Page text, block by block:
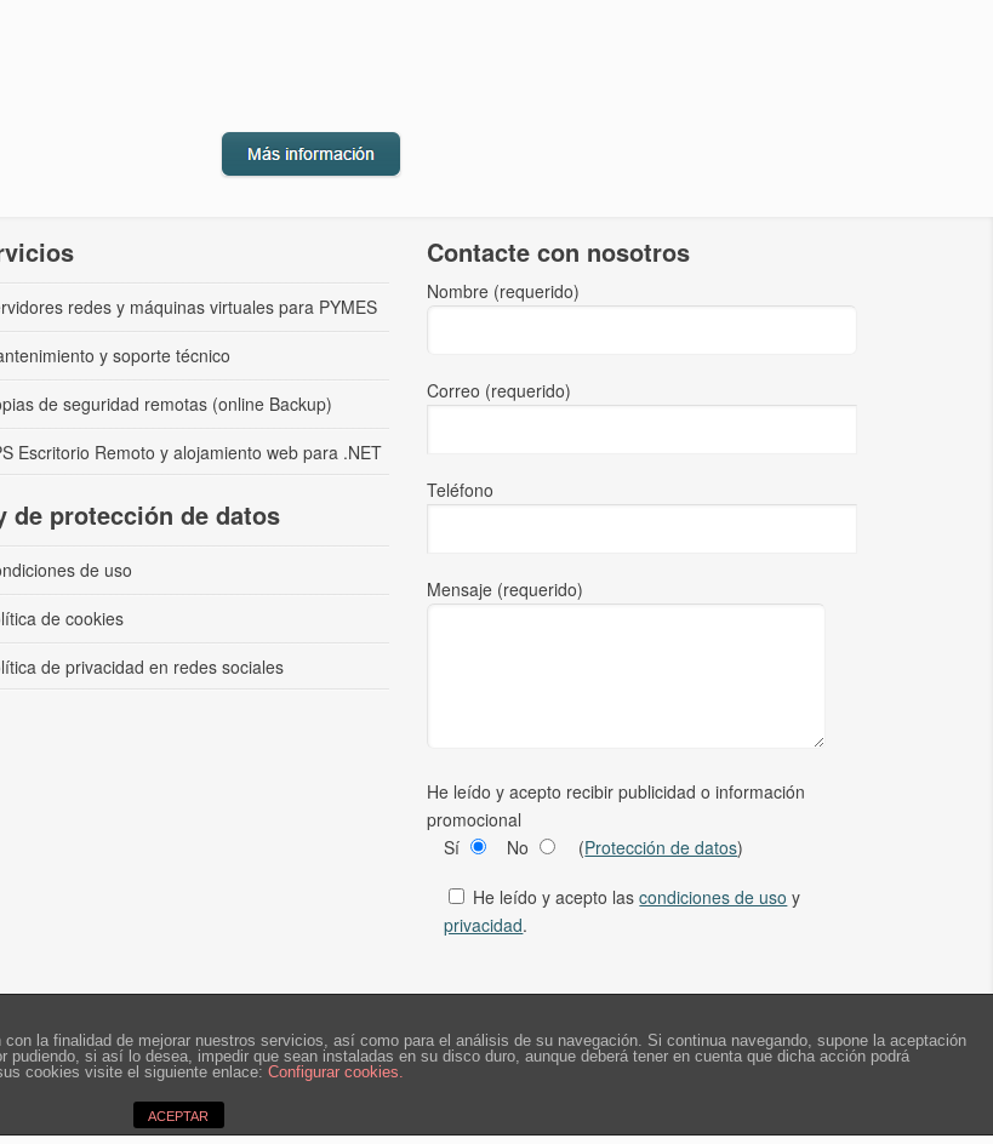
redes y máquinas virtuales para PYMES
y soporte técnico
de seguridad remotas (online Backup)
Escritorio Remoto y alojamiento web para .NET
de protección de datos
de uso
de cookies
de privacidad en redes sociales
Contacte con nosotros
Nombre (requerido)
Correo (requerido)
Teléfono
Mensaje (requerido)
He leído y acepto recibir publicidad o información
promocional
Sí
No (Protección de datos)
He leído y acepto lascondiciones de uso y
privacidad.
la finalidad de mejorar nuestros servicios, así como para el análisis de su navegación. Si continua navegando, supone la aceptación
si así lo desea, impedir que sean instaladas en su disco duro, aunque deberá tener en cuenta que dicha acción podrá
cookies visite el siguiente enlace: Configurar cookies.
ACEPTAR